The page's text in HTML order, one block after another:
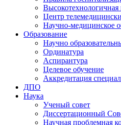
Центр
Научно-медицинское
Образование
Научно
Ординатура
Аспирантура
Целевое обучение
Аккредитация
ДПО
Наука
Ученый совет
Диссертационный
Научная проблемная